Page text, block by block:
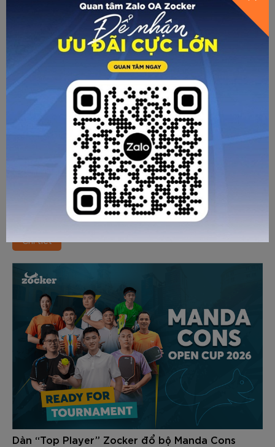
CÁC BÀI VIẾT KHÁC
ZOCKER JUNIOR TEAM CHÍNH THỨC GÓP MẶT
TẠI VÒNG CHUNG KẾT GIẢI VÔ ĐỊCH
Chi tiết
Dàn “Top Player” Zocker đổ bộ Manda Cons